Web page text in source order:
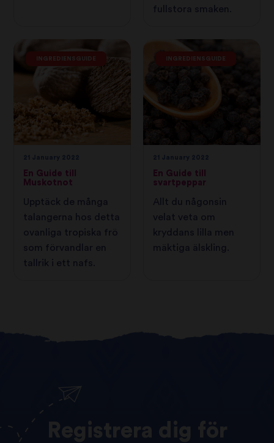
fullstora smaken.
INGREDIENSGUIDE
En Guide till
Muskotnot
Upptäck de många
talangerna hos detta
ovanliga tropiska frö
som förvandlar en
tallrik i ett nafs.
INGREDIENSGUIDE
En Guide till
svartpeppar
Allt du någonsin
velat veta om
kryddans lilla men
mäktiga älskling.
Registrera dig
för